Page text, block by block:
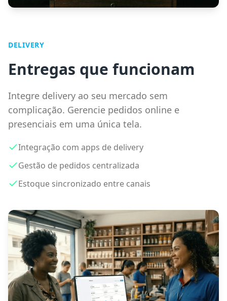
DELIVERY
Entregas que funcionam
Integre delivery ao seu mercado sem
complicação. Gerencie pedidos online e
presenciais em uma única tela.
Integração com apps de delivery
Gestão de pedidos centralizada
Estoque sincronizado entre canais